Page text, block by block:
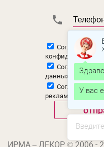
Согласен с
Согласен на
данных
Согласен на
рекламной
ИРМА – ДЕКОР © 2006 -
У вас